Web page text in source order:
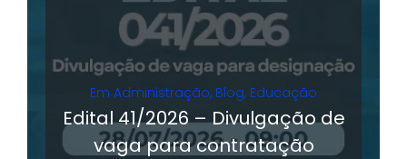
Em Administração, Blog, Educação
Edital 41/2026 – Divulgação de
vaga para contratação